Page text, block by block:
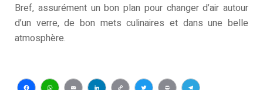
Bref, assurément un bon plan pour changer d’air autour
d’un verre, de bon mets culinaires et dans une belle
atmosphère.